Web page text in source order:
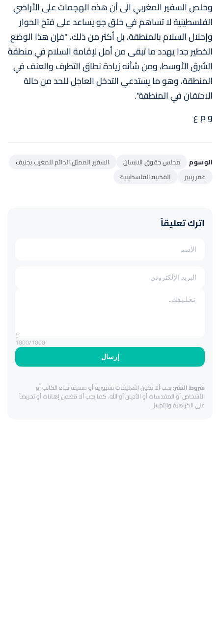
وخلص السفير المغربي الى أن هذه الهجمات على الأراضي
الفلسطينية لا تساهم في خلق جو يساعد على فتح الحوار
وإحلال السلام بالمنطقة، بل أكثر من ذلك، "فإن هذا الوضع
الخطير جدا يهدد ما تبقى من أمل لإقامة السلام في منطقة
الشرق الأوسط، ومن شأنه زيادة نطاق التطرف والعنف في
المنطقة، وهو ما يستدعي التدخل العاجل للحد من حالة
الاحتقان في المنطقة".
و م ع
الوسوم مجلس حقوق الانسان
السفير الممثل الدائم للمغرب بجنيف
عمر زنيبر
القضية الفلسطينية
اترك تعليقاً
إرسال
1000/1000
شروط النشر:يجب ألا تكون التعليقات تشهيرية أو مسيئة تجاه الكاتب أو
الأشخاص أو المقدسات أو الأديان أو الله. كما يجب ألا تتضمن إهانات أو تحريضاً
على الكراهية والتمييز.